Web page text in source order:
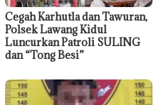
Cegah Karhutla dan Tawuran,
Polsek Lawang Kidul
Luncurkan Patroli SULING
dan “Tong Besi”